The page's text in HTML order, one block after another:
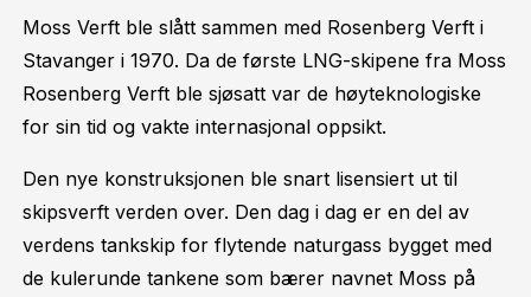
Moss Verft ble slått sammen med Rosenberg Verft i
Stavanger i 1970. Da de første LNG-skipene fra Moss
Rosenberg Verft ble sjøsatt var de høyteknologiske
for sin tid og vakte internasjonal oppsikt.
Den nye konstruksjonen ble snart lisensiert ut til
skipsverft verden over. Den dag i dag er en del av
verdens tankskip for flytende naturgass bygget med
de kulerunde tankene som bærer navnet Moss på